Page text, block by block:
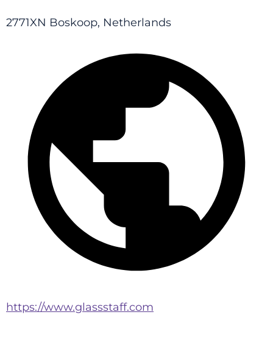
2771XN Boskoop, Netherlands
https://www.glassstaff.com